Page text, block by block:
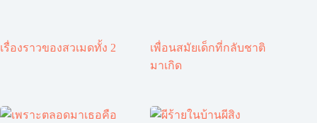
เรื่องราวของสวเมดทั้ง 2
เพื่อนสมัยเด็กที่กลับชาติ
มาเกิด